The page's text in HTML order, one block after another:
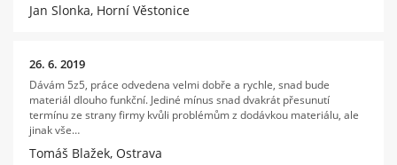
Jan Slonka, Horní Věstonice
26. 6. 2019
Dávám 5z5, práce odvedena velmi dobře a rychle, snad bude
materiál dlouho funkční. Jediné mínus snad dvakrát přesunutí
termínu ze strany firmy kvůli problémům z dodávkou materiálu, ale
jinak vše…
Tomáš Blažek, Ostrava